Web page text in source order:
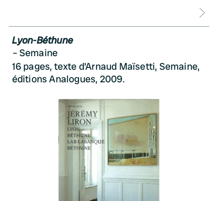
Lyon-Béthune
Semaine
16 pages, texte d'Arnaud Maïsetti, Semaine,
éditions Analogues, 2009.